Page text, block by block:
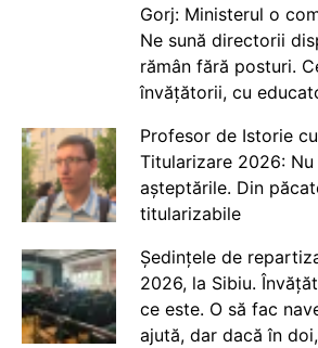
Gorj: Ministerul o
Ne sună directorii
rămân fără posturi.
învățătorii, cu
Profesor de Istorie
Titularizare 2026:
așteptările. Din
titularizabile
Ședințele de
2026, la Sibiu.
ce este. O să fac
ajută, dar dacă în